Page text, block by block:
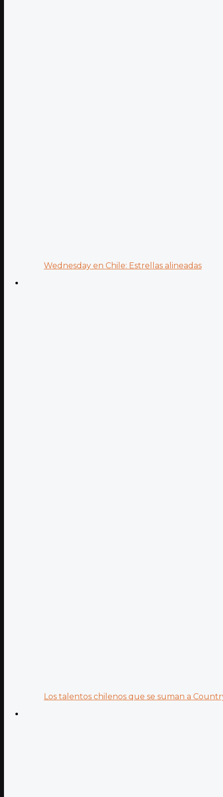
Wednesday en Chile: Estrellas alineadas
Los talentos chilenos que se suman a